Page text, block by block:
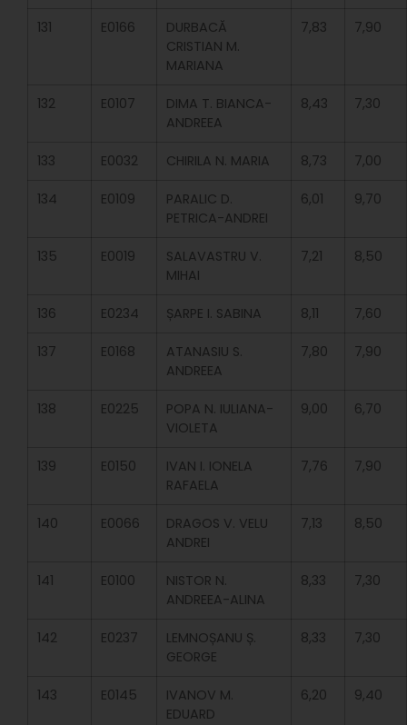
131 E0166
DURBACĂ
CRISTIAN M.
MARIANA
7,83 7,90
132 E0107
DIMA T. BIANCA-
ANDREEA
8,43 7,30
133 E0032 CHIRILA N. MARIA 8,73 7,00
134 E0109
PARALIC D.
PETRICA-ANDREI
6,01 9,70
135 E0019
SALAVASTRU V.
MIHAI
7,21 8,50
136 E0234 ȘARPE I. SABINA 8,11 7,60
137 E0168
ATANASIU S.
ANDREEA
7,80 7,90
138 E0225
POPA N. IULIANA-
VIOLETA
9,00 6,70
139 E0150
IVAN I. IONELA
RAFAELA
7,76 7,90
140 E0066
DRAGOS V. VELU
ANDREI
7,13 8,50
141 E0100
NISTOR N.
ANDREEA-ALINA
8,33 7,30
142 E0237
LEMNOȘANU Ș.
GEORGE
8,33 7,30
143 E0145
IVANOV M.
EDUARD
6,20 9,40